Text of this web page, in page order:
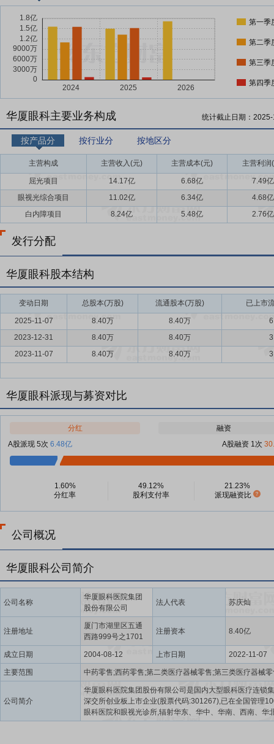
第一季
第二季
第三季
第四季
华厦眼科主要业务构成 统计截止日期：
按产品分 按行业分 按地区分
主营构成 主营收入(元) 主营成本(元) 主营利润
屈光项目 14.17亿 6.68亿
7.49亿
眼视光综合项目
11.02亿 6.34亿
4.68亿
白内障项目
8.24亿 5.48亿 2.76亿
发行分配
华厦眼科股本结构
变动日期 总股本(万股) 流通股本(万股) 已上市
2025-11-07 8.40万 8.40万
2023-12-31
8.40万 8.40万
2023-11-07
8.40万 8.40万
华厦眼科派现与募资对比
分红
融资
A股派现 5次 6.48亿 A股融资 1次
1.60%
分红率
49.12%
股利支付率
21.23%
派现融资比
公司概况
华厦眼科公司简介
公司名称
华厦眼科医院集团
股份有限公司
法人代表 苏庆灿
注册地址
厦门市湖里区五通
西路999号之1701
注册资本 8.40亿
成立日期 2004-08-12 上市日期 2022-11-07
主要范围
公司简介
华厦眼科医院集团股份有限公司是国内大型眼科医疗连锁
深交所创业板上市企业(股票代码:301267),已在全国管理
眼科医院和眼视光诊所,辐射华东、华中、华南、西南、华
大地区。作为眼科全科诊疗服务体系的先行者,华厦眼科业